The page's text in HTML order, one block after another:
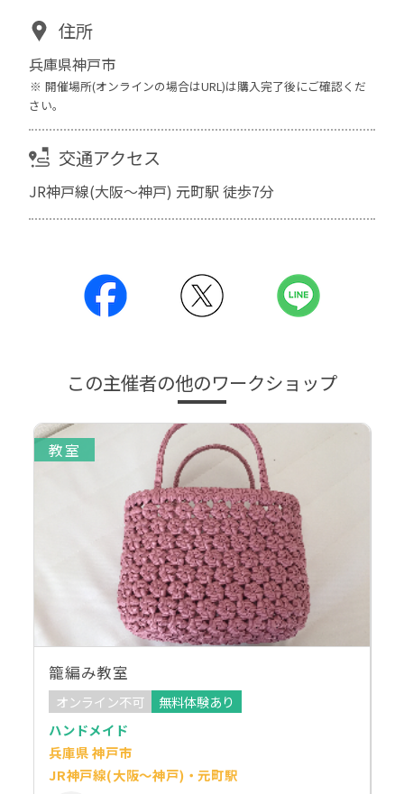
住所
兵庫県神戸市
開催場所(オンラインの場合はURL)は購入完了後にご確認くだ
さい。
交通アクセス
JR神戸線(大阪～神戸) 元町駅 徒歩7分
この主催者の他のワークショップ
教室
籠編み教室
オンライン不可
無料体験あり
ハンドメイド
兵庫県 神戸市
JR神戸線(大阪～神戸)・元町駅